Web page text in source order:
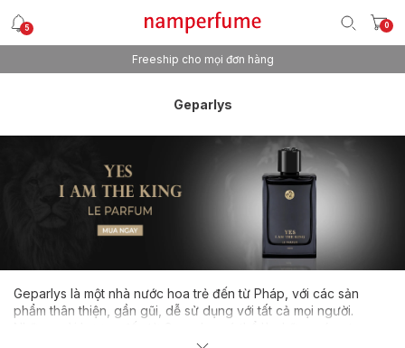
5 0
Freeship cho mọi đơn hàng
Geparlys
Geparlys là một nhà nước hoa trẻ đến từ Pháp, với các sản
phẩm thân thiện, gần gũi, dễ sử dụng với tất cả mọi người.